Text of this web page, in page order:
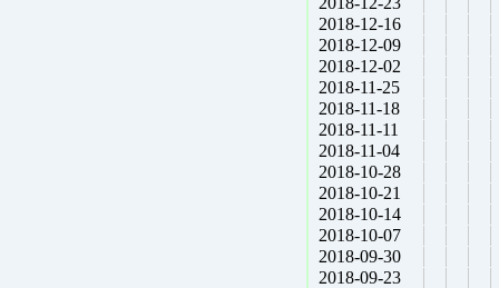
2018-12-16
2018-12-09
2018-12-02
2018-11-25
2018-11-18
2018-11-11
2018-11-04
2018-10-28
2018-10-21
2018-10-14
2018-10-07
2018-09-30
2018-09-23